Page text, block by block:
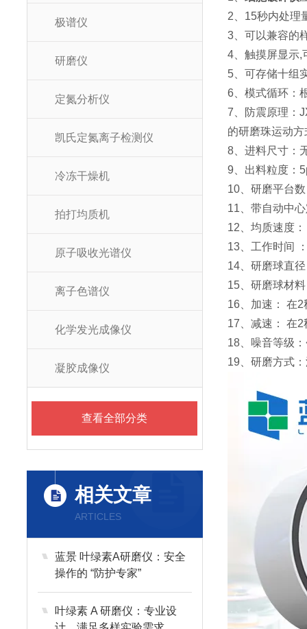
极谱仪
研磨仪
定氮分析仪
凯氏定氮离子检测仪
冷冻干燥机
拍打均质机
原子吸收光谱仪
离子色谱仪
化学发光成像仪
凝胶成像仪
查看全部分类
相关文章
ARTICLES
蓝景 叶绿素A研磨仪：安全
操作的 “防护专家”
叶绿素 A 研磨仪：专业设
2、15秒内处理
3、可以兼容的
4、触摸屏显示,
5、可存储十组
6、模式循环：
7、防震原理：
的研磨珠运动
8、进料尺寸：
9、出料粒度：
10、研磨平台
11、带自动中
12、均质速度
13、工作时间
14、研磨球直
15、研磨球材
16、加速： 在
17、减速： 在
18、噪音等级
19、研磨方式